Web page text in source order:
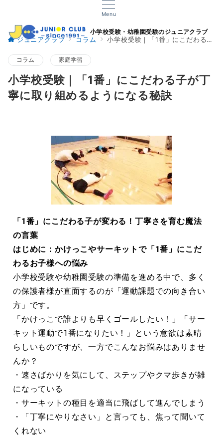
Menu
小学校受験・幼稚園受験のジュニアクラブ
ジュニアクラブ コラム 小学校受験｜「1番」にこだわる子が丁寧に取り組めるようになる秘訣
コラム 家庭学習
小学校受験｜「1番」にこだわる子が丁
寧に取り組めるようになる秘訣
「1番」にこだわる子が変わる！丁寧さを育む魔法
の言葉
はじめに：かけっこやサーキットで「1番」にこだ
わるお子様への悩み
小学校受験や幼稚園受験の準備を進める中で、多く
の保護者様が直面するのが「運動課題での向き合い
方」です。
「かけっこで誰よりも早くゴールしたい！」「サー
キット運動で1番になりたい！」という意欲は素晴
らしいものですが、一方でこんなお悩みはありませ
んか？
・速さばかりを気にして、ステップやクマ歩きが雑
になっている
・サーキットの種目を適当に飛ばして進んでしまう
・「丁寧にやりなさい」と言っても、焦って聞いて
くれない